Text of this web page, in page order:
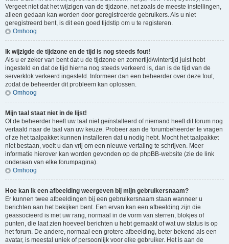
Vergeet niet dat het wijzigen van de tijdzone, net zoals de meeste instellingen,
alleen gedaan kan worden door geregistreerde gebruikers. Als u niet
geregistreerd bent, is dit een goed tijdstip om u te registeren.
Omhoog
Ik wijzigde de tijdzone en de tijd is nog steeds fout!
Als u er zeker van bent dat u de tijdzone en zomertijd/wintertijd juist hebt
ingesteld en dat de tijd hierna nog steeds verkeerd is, dan is de tijd van de
serverklok verkeerd ingesteld. Informeer dan een beheerder over deze fout,
zodat de beheerder dit probleem kan oplossen.
Omhoog
Mijn taal staat niet in de lijst!
Of de beheerder heeft uw taal niet geïnstalleerd of niemand heeft dit forum nog
vertaald naar de taal van uw keuze. Probeer aan de forumbeheerder te vragen
of ze het taalpakket kunnen installeren dat u nodig hebt. Mocht het taalpakket
niet bestaan, voelt u dan vrij om een nieuwe vertaling te schrijven. Meer
informatie hierover kan worden gevonden op de phpBB-website (zie de link
onderaan van elke forumpagina).
Omhoog
Hoe kan ik een afbeelding weergeven bij mijn gebruikersnaam?
Er kunnen twee afbeeldingen bij een gebruikersnaam staan wanneer u
berichten aan het bekijken bent. Een ervan kan een afbeelding zijn die
geassocieerd is met uw rang, normaal in de vorm van sterren, blokjes of
punten, die laat zien hoeveel berichten u hebt gemaakt of wat uw status is op
het forum. De andere, normaal een grotere afbeelding, beter bekend als een
avatar, is meestal uniek of persoonlijk voor elke gebruiker. Het is aan de